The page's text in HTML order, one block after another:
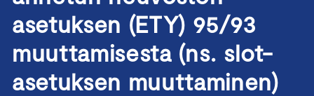
asetuksen (ETY) 95/93
muuttamisesta (ns. slot-
asetuksen muuttaminen)